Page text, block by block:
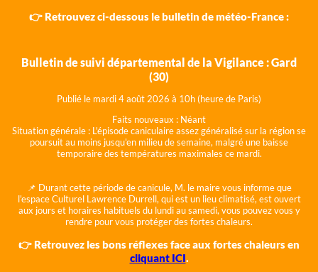
👉 Retrouvez ci-dessous le bulletin de météo-France :
Bulletin de suivi départemental de la Vigilance : Gard
(30)
Publié le mardi 4 août 2026 à 10h (heure de Paris)
Faits nouveaux : Néant
Situation générale : L'épisode caniculaire assez généralisé sur la région se
poursuit au moins jusqu'en milieu de semaine, malgré une baisse
temporaire des températures maximales ce mardi.
📌 Durant cette période de canicule, M. le maire vous informe que
l'espace Culturel Lawrence Durrell, qui est un lieu climatisé, est ouvert
aux jours et horaires habituels du lundi au samedi, vous pouvez vous y
rendre pour vous protéger des fortes chaleurs.
👉 Retrouvez les bons réflexes face aux fortes chaleurs en
cliquant ICI.